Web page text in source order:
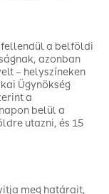
fellendül a belföldi
azonban
– helyszíneken
Ügynökség
a
belül a
utazni, és 15
meg határait,